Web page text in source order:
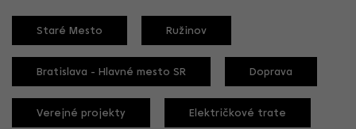
Staré Mesto Ružinov
Bratislava - Hlavné mesto SR Doprava
Verejné projekty Električkové trate